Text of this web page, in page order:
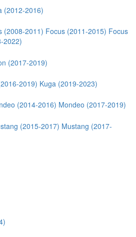
(2012-2016)
(2008-2011) Focus (2011-2015) Focus
2022)
(2017-2019)
2019) Kuga (2019-2023)
(2014-2016) Mondeo (2017-2019)
(2015-2017) Mustang (2017-